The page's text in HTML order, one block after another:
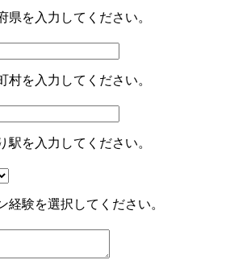
県を入力してください。
村を入力してください。
駅を入力してください。
経験を選択してください。